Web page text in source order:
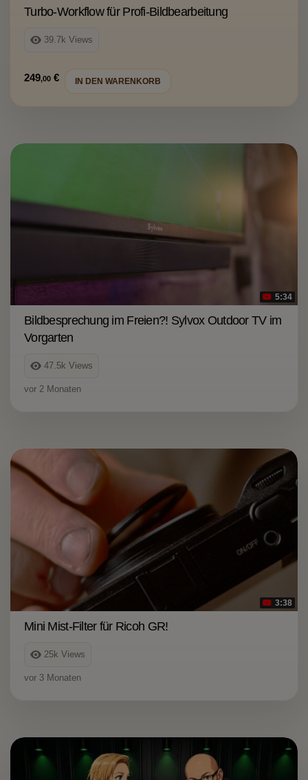
39.7k Views
Turbo-Workflow für Profi-Bildbearbeitung
249,00 € IN DEN WARENKORB
5:34
47.5k Views
Bildbesprechung im Freien?! Sylvox Outdoor TV im
Vorgarten
vor 2 Monaten
3:38
25k Views
Mini Mist-Filter für Ricoh GR!
vor 3 Monaten